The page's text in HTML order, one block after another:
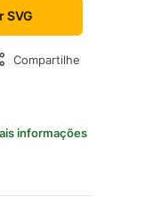
SVG
Compartilhe
informações